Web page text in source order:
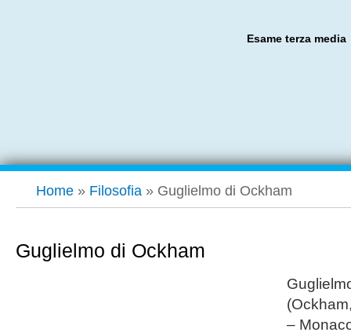
Esame terza media
Home » Filosofia » Guglielmo di Ockham
Guglielmo di Ockham
–